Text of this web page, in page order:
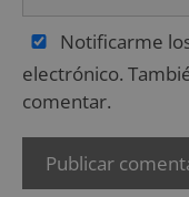
Notificarme
electrónico.
comentar.